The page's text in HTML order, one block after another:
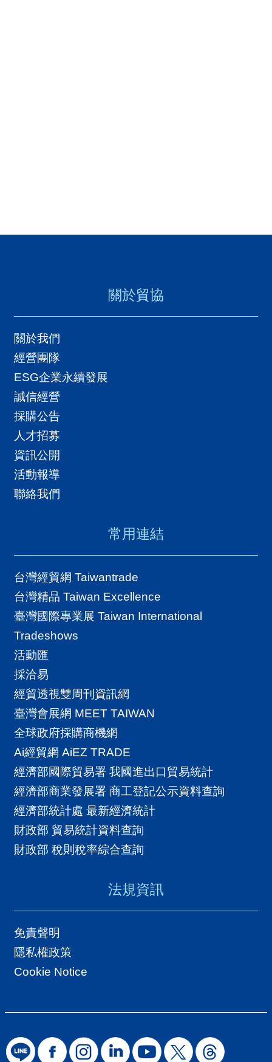
關於貿協
關於我們
經營團隊
ESG企業永續發展
誠信經營
採購公告
人才招募
資訊公開
活動報導
聯絡我們
常用連結
台灣經貿網 Taiwantrade
台灣精品 Taiwan Excellence
臺灣國際專業展 Taiwan International
Tradeshows
活動匯
採洽易
經貿透視雙周刊資訊網
臺灣會展網 MEET TAIWAN
全球政府採購商機網
Ai經貿網 AiEZ TRADE
經濟部國際貿易署 我國進出口貿易統計
經濟部商業發展署 商工登記公示資料查詢
經濟部統計處 最新經濟統計
財政部 貿易統計資料查詢
財政部 稅則稅率綜合查詢
法規資訊
免責聲明
隱私權政策
Cookie Notice